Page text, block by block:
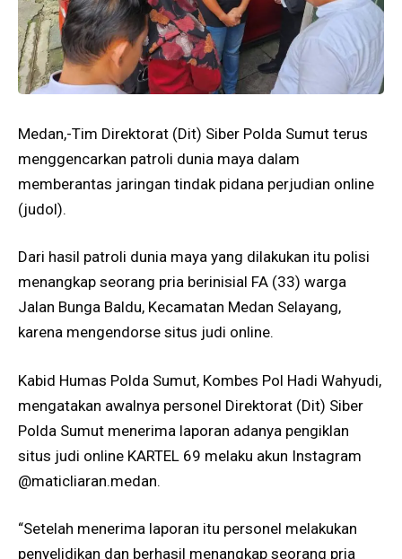
Medan,-Tim Direktorat (Dit) Siber Polda Sumut terus
menggencarkan patroli dunia maya dalam
memberantas jaringan tindak pidana perjudian online
(judol).
Dari hasil patroli dunia maya yang dilakukan itu polisi
menangkap seorang pria berinisial FA (33) warga
Jalan Bunga Baldu, Kecamatan Medan Selayang,
karena mengendorse situs judi online.
Kabid Humas Polda Sumut, Kombes Pol Hadi Wahyudi,
mengatakan awalnya personel Direktorat (Dit) Siber
Polda Sumut menerima laporan adanya pengiklan
situs judi online KARTEL 69 melaku akun Instagram
@maticliaran.medan.
“Setelah menerima laporan itu personel melakukan
penyelidikan dan berhasil menangkap seorang pria